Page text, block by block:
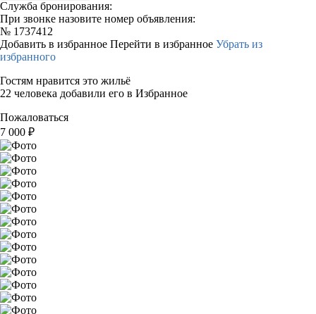
Служба бронирования:
При звонке назовите номер объявления:
№ 1737412
Добавить в избранное Перейти в избранное Убрать из
избранного
Гостям нравится это жильё
22 человека добавили его в Избранное
Пожаловаться
7 000 ₽